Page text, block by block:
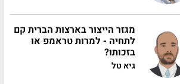
מגזר הייצור בארצות הברית קם
לתחיה - למרות טראמפ או
בזכותו?
גיא טל